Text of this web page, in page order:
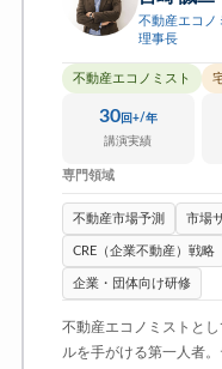
不動産エコノ
理事長
不動産エコノミスト
30回+/年
講演実績
専門領域
不動産市場予測 市場
CRE（企業不動産）戦略
企業・団体向け研修
不動産エコノミストと
ルを手がける第一人者